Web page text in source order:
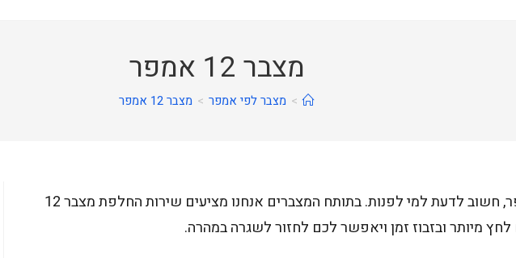
מצבר 12 אמפר
> מצבר לפי אמפר > מצבר 12 אמפר
כשצריך להחליף מצבר 12 אמפר, חשוב לדעת למי לפנות. בתותח המצברים אנחנו מציעים שירות החלפת מצבר 12
מיותר ובזבוז זמן ויאפשר לכם לחזור לשגרה במהרה.